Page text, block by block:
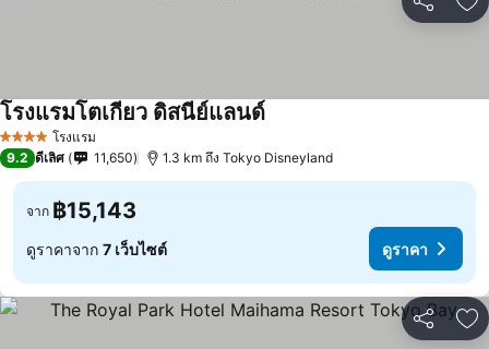
แชร์ เ
4 ดาว โรงแรม
โรงแรมโตเกียว ดิสนีย์แลนด์
9.2 ดีเลิศ 11,650 1.3 km ถึง Tokyo Disneyland
จาก ฿15,143
ดูราคาจาก 7 เว็บไซต์ ดูราคา
แชร์ เ